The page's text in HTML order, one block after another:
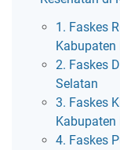
1. Faskes
Kabupaten
2. Faskes
Selatan
3. Faskes
Kabupaten
4. Faskes